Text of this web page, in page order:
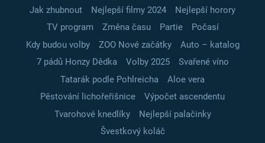
Jak zhubnout Nejlepší filmy 2024
Nejlepší horory
TV program
Změna času Partie
Počasí
Kdy budou volby
ZOO Nové začátky
Auto – katalog
7 pádů Honzy Dědka
Volby 2025
Svařené víno
Tatarák podle Pohlreicha
Aloe vera
Pěstování lichořeřišnice
Výpočet ascendentu
Tvarohové knedlíky
Nejlepší palačinky
Švestkový koláč